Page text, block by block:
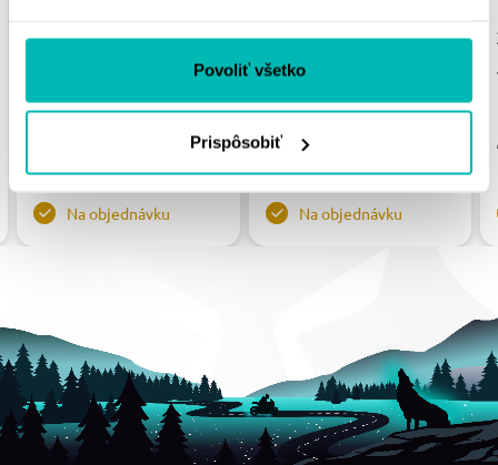
Povoliť všetko
Prispôsobiť
ZVÝŠENIE RIADIDIEL
HEIGHT 20MM, D
32MM, BACK 16MM
Na objednávku
ZVÝŠENIE RIADIDIEL
PUIG 22529N ČIERNA
VÝŠKA 20 MM, D 29
MM
34.35 €
Na objednávku